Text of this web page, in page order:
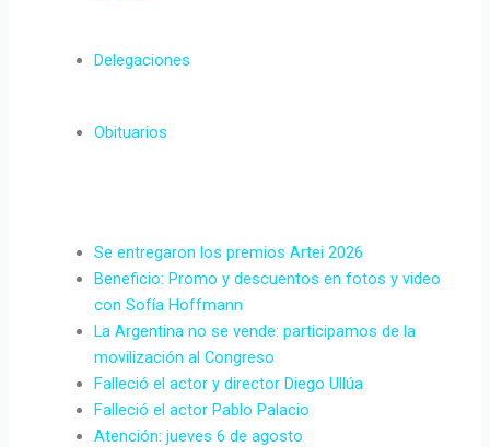
Delegaciones
Obituarios
Se entregaron los premios Artei 2026
Beneficio: Promo y descuentos en fotos y video
con Sofía Hoffmann
La Argentina no se vende: participamos de la
movilización al Congreso
Falleció el actor y director Diego Ullúa
Falleció el actor Pablo Palacio
Atención: jueves 6 de agosto